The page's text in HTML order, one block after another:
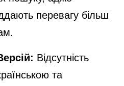
перевагу більш
Відсутність
та